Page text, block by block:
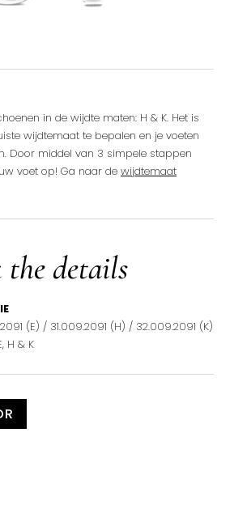
in de wijdte maten: H & K. Het is
wijdtemaat te bepalen en je voeten
Door middel van 3 simpele stappen
voet op! Ga naar de wijdtemaat
the details
(E) / 31.009.2091 (H) / 32.009.2091 (K)
H & K